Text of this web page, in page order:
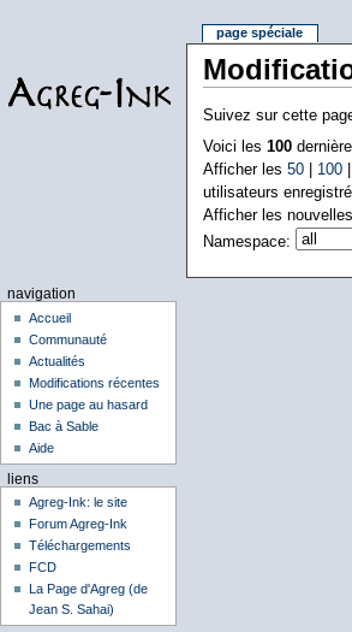
Suivez sur cette
Voici les 100
Afficher les 50| 100|
utilisateurs
Afficher les
Namespace:
page spéciale
navigation
Accueil
Communauté
Actualités
Modifications récentes
Une page au hasard
Bac à Sable
Aide
liens
Agreg-Ink: le site
Forum Agreg-Ink
Téléchargements
FCD
La Page d'Agreg (de
Jean S. Sahai)